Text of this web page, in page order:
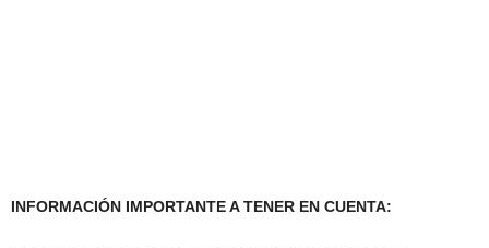
INFORMACIÓN IMPORTANTE A TENER EN CUENTA: